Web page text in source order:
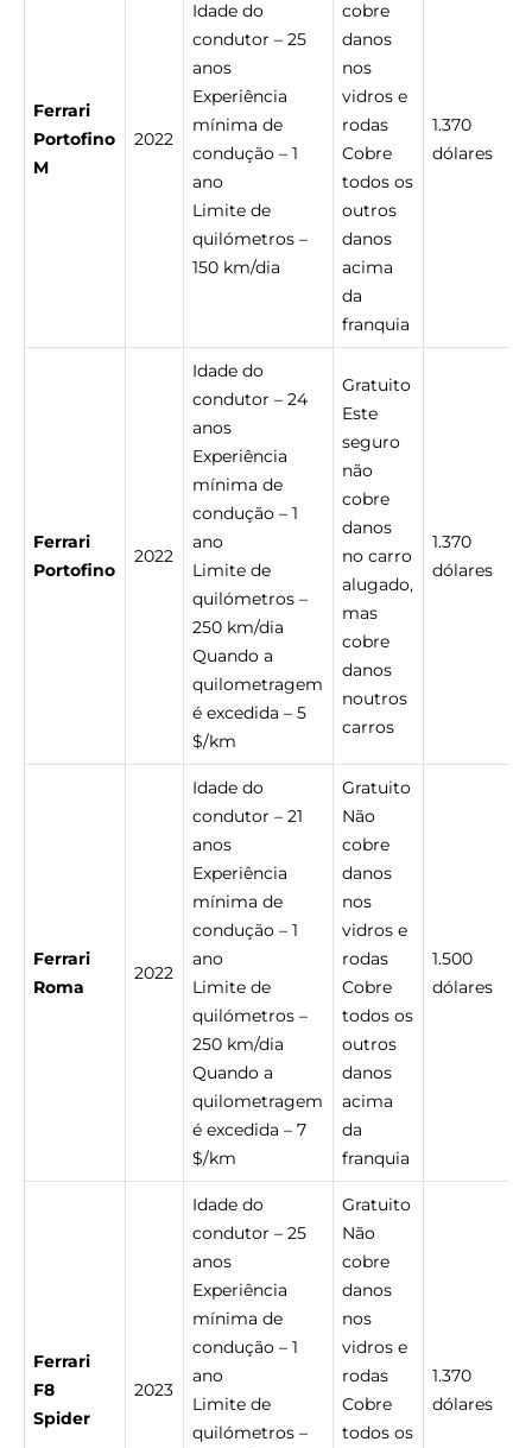
Ferrari
Portofino
M
2022
Idade do
condutor – 25
anos
Experiência
mínima de
condução – 1
ano
Limite de
quilómetros –
150 km/dia
cobre
danos
nos
vidros e
rodas
Cobre
todos os
outros
danos
acima
da
franquia
1.370
dólares
Ferrari
Portofino
2022
Idade do
condutor – 24
anos
Experiência
mínima de
condução – 1
ano
Limite de
quilómetros –
250 km/dia
Quando a
quilometragem
é excedida – 5
$/km
Gratuito
Este
seguro
não
cobre
danos
no carro
alugado,
mas
cobre
danos
noutros
carros
1.370
dólares
Ferrari
Roma
2022
Idade do
condutor – 21
anos
Experiência
mínima de
condução – 1
ano
Limite de
quilómetros –
250 km/dia
Quando a
quilometragem
é excedida – 7
$/km
Gratuito
Não
cobre
danos
nos
vidros e
rodas
Cobre
todos os
outros
danos
acima
da
franquia
1.500
dólares
Ferrari
F8
Spider
2023
Idade do
condutor – 25
anos
Experiência
mínima de
condução – 1
ano
Limite de
quilómetros –
Gratuito
Não
cobre
danos
nos
vidros e
rodas
Cobre
todos os
1.370
dólares